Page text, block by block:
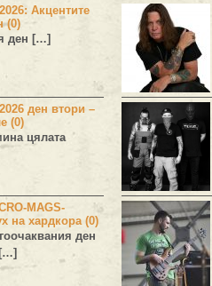
Акцентите
(0)
ден […]
ден втори –
(0)
цялата
MAGS-
на хардкора (0)
ден